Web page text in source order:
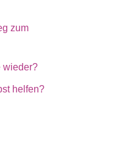
zum
wieder?
helfen?